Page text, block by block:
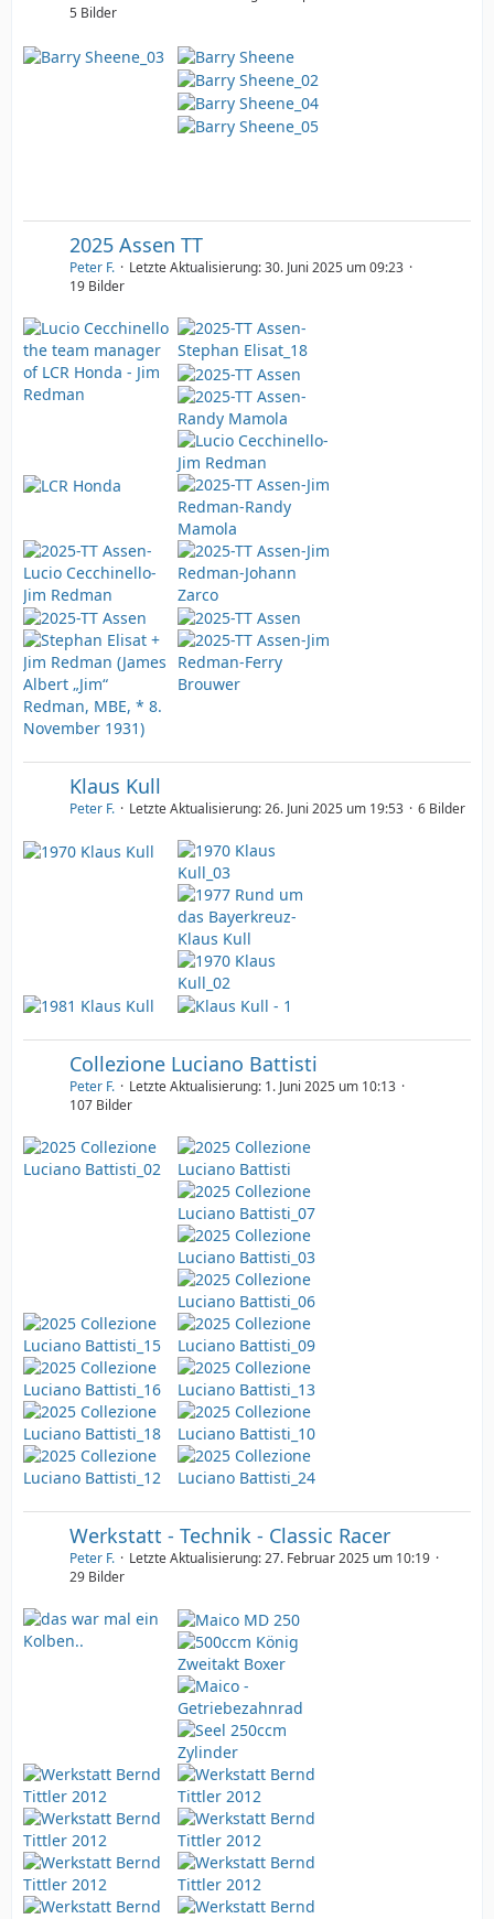
5 Bilder
2025 Assen TT
Peter F. Letzte Aktualisierung:30. Juni 2025 um 09:23
19 Bilder
Klaus Kull
Peter F. Letzte Aktualisierung:26. Juni 2025 um 19:53 6 Bilder
Collezione Luciano Battisti
Peter F. Letzte Aktualisierung: 1. Juni 2025 um 10:13
107 Bilder
Werkstatt - Technik - Classic Racer
Peter F. Letzte Aktualisierung:27. Februar 2025 um 10:19
29 Bilder